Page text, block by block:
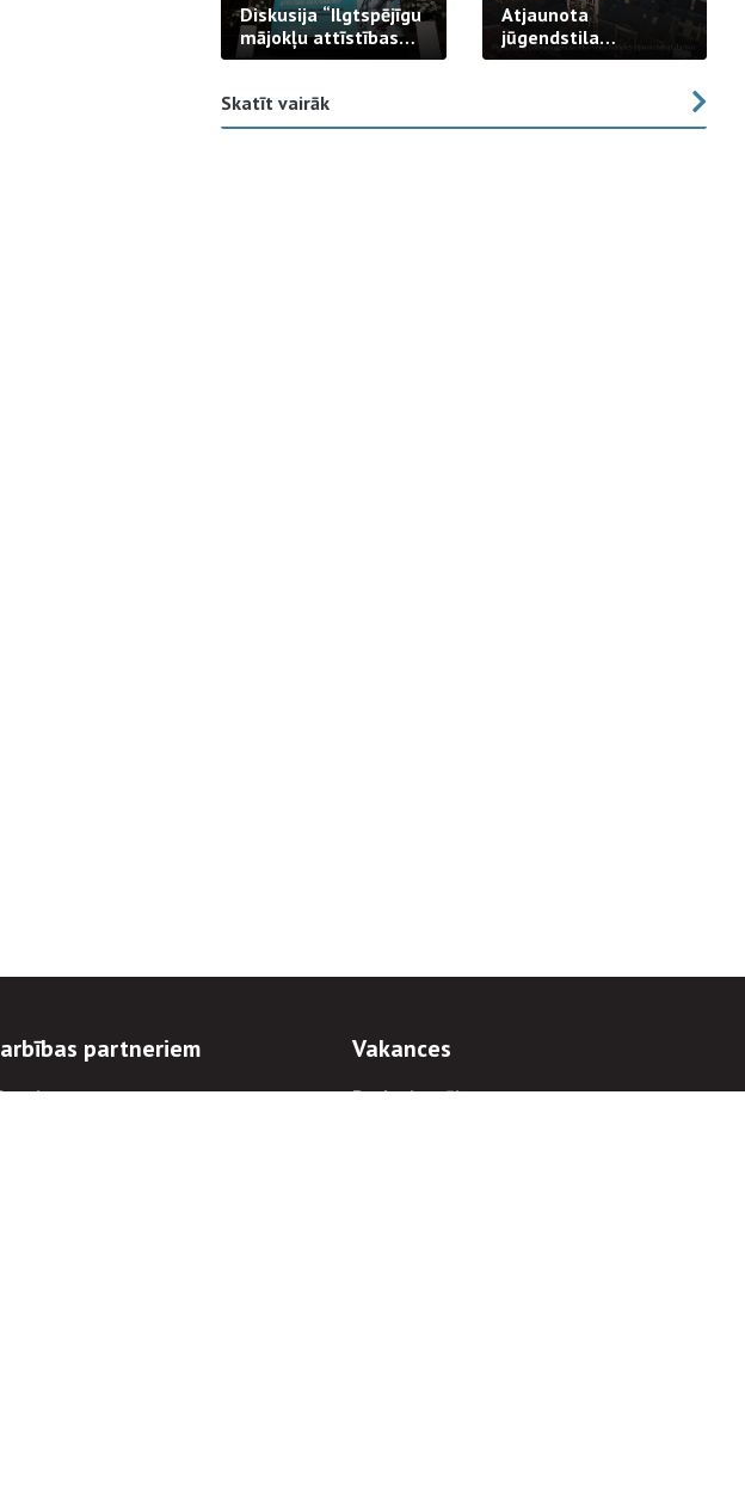
Diskusija “Ilgtspējīgu
mājokļu attīstības
izaicinājums”
Atjaunota
jūgendstila
arhitektūras pērles
Skatīt vairāk
partneriem Vakances
Darba iespējas